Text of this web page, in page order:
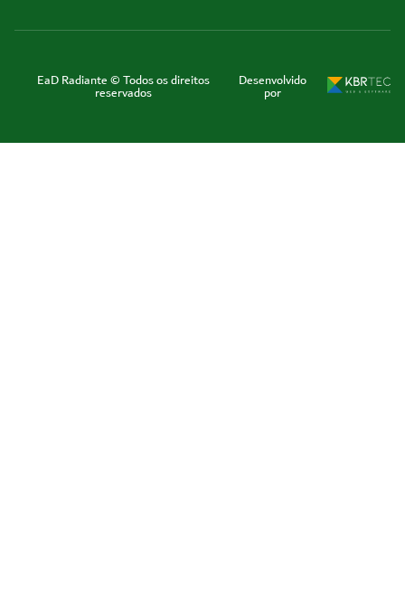
EaD Radiante © Todos os direitos
reservados
Desenvolvido
por